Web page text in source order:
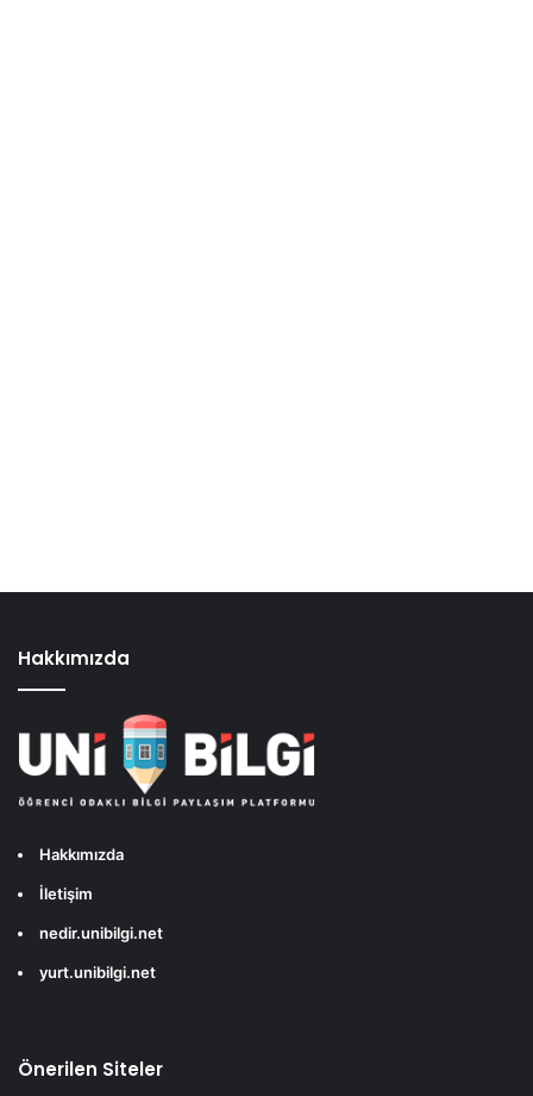
Hakkımızda
Hakkımızda
İletişim
nedir.unibilgi.net
yurt.unibilgi.net
Önerilen Siteler